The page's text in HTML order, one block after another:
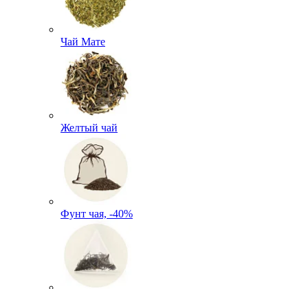
Чай Мате
Желтый чай
Фунт чая, -40%